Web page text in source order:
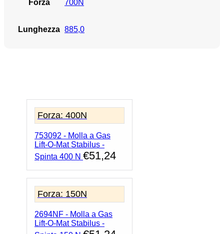
Forza 700N
Lunghezza 885,0
Forza: 400N
753092 - Molla a Gas
Lift-O-Mat Stabilus -
Spinta 400 N €51,24
Forza: 150N
2694NF - Molla a Gas
Lift-O-Mat Stabilus -